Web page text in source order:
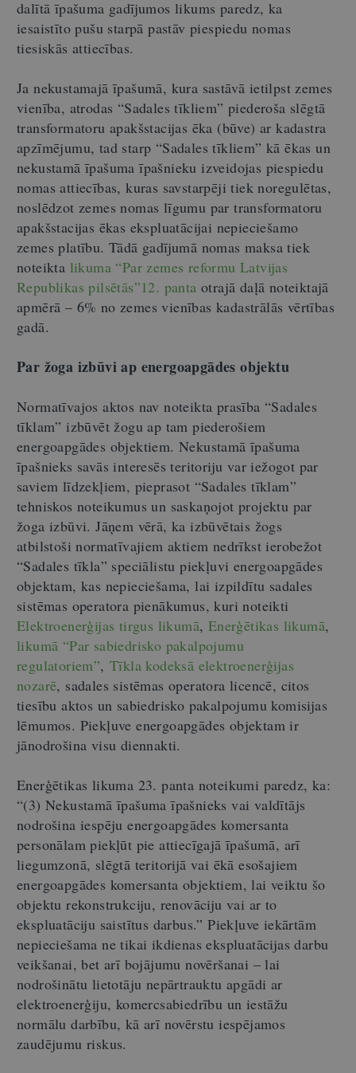
dalītā īpašuma gadījumos likums paredz, ka
iesaistīto pušu starpā pastāv piespiedu nomas
tiesiskās attiecības.
Ja nekustamajā īpašumā, kura sastāvā ietilpst zemes
vienība, atrodas “Sadales tīkliem” piederoša slēgtā
transformatoru apakšstacijas ēka (būve) ar kadastra
apzīmējumu, tad starp “Sadales tīkliem” kā ēkas un
nekustamā īpašuma īpašnieku izveidojas piespiedu
nomas attiecības, kuras savstarpēji tiek noregulētas,
noslēdzot zemes nomas līgumu par transformatoru
apakšstacijas ēkas ekspluatācijai nepieciešamo
zemes platību. Tādā gadījumā nomas maksa tiek
noteikta likuma “Par zemes reformu Latvijas
Republikas pilsētās”12. panta otrajā daļā noteiktajā
apmērā – 6% no zemes vienības kadastrālās vērtības
gadā.
Par žoga izbūvi ap energoapgādes objektu
Normatīvajos aktos nav noteikta prasība “Sadales
tīklam” izbūvēt žogu ap tam piederošiem
energoapgādes objektiem. Nekustamā īpašuma
īpašnieks savās interesēs teritoriju var iežogot par
saviem līdzekļiem, pieprasot “Sadales tīklam”
tehniskos noteikumus un saskaņojot projektu par
žoga izbūvi. Jāņem vērā, ka izbūvētais žogs
atbilstoši normatīvajiem aktiem nedrīkst ierobežot
“Sadales tīkla” speciālistu piekļuvi energoapgādes
objektam, kas nepieciešama, lai izpildītu sadales
sistēmas operatora pienākumus, kuri noteikti
Elektroenerģijas tirgus likumā, Enerģētikas likumā,
likumā “Par sabiedrisko pakalpojumu
regulatoriem”, Tīkla kodeksā elektroenerģijas
nozarē, sadales sistēmas operatora licencē, citos
tiesību aktos un sabiedrisko pakalpojumu komisijas
lēmumos. Piekļuve energoapgādes objektam ir
jānodrošina visu diennakti.
Enerģētikas likuma 23. panta noteikumi paredz, ka:
“(3) Nekustamā īpašuma īpašnieks vai valdītājs
nodrošina iespēju energoapgādes komersanta
personālam piekļūt pie attiecīgajā īpašumā, arī
liegumzonā, slēgtā teritorijā vai ēkā esošajiem
energoapgādes komersanta objektiem, lai veiktu šo
objektu rekonstrukciju, renovāciju vai ar to
ekspluatāciju saistītus darbus.” Piekļuve iekārtām
nepieciešama ne tikai ikdienas ekspluatācijas darbu
veikšanai, bet arī bojājumu novēršanai – lai
nodrošinātu lietotāju nepārtrauktu apgādi ar
elektroenerģiju, komercsabiedrību un iestāžu
normālu darbību, kā arī novērstu iespējamos
zaudējumu riskus.